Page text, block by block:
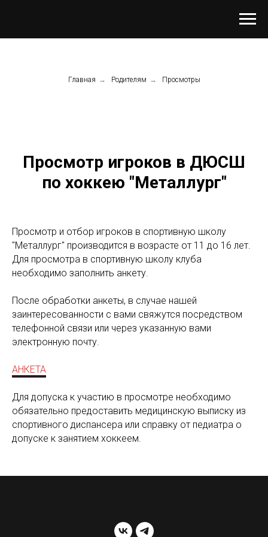
Главная → Родителям → Просмотры
Просмотр игроков в ДЮСШ
по хоккею "Металлург"
Просмотр и отбор игроков в спортивную школу
"Металлург" производится в возрасте от 11 до 16 лет.
Для просмотра в спортивную школу клуба
необходимо заполнить анкету.
После обработки анкеты, в случае нашей
заинтересованности с вами свяжутся посредством
телефонной связи или через указанную вами
электронную почту.
АНКЕТА
Для допуска к участию в просмотре необходимо
обязательно предоставить медицинскую выписку из
спортивного диспансера или справку от педиатра о
допуске к занятием хоккеем.